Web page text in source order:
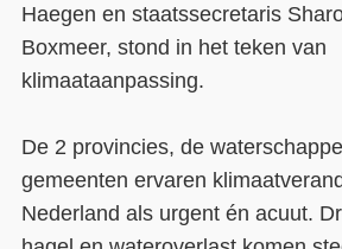
Haegen en staatssecretaris
Boxmeer, stond in het teken van
klimaataanpassing.
De 2 provincies, de
gemeenten ervaren
Nederland als urgent én acuut.